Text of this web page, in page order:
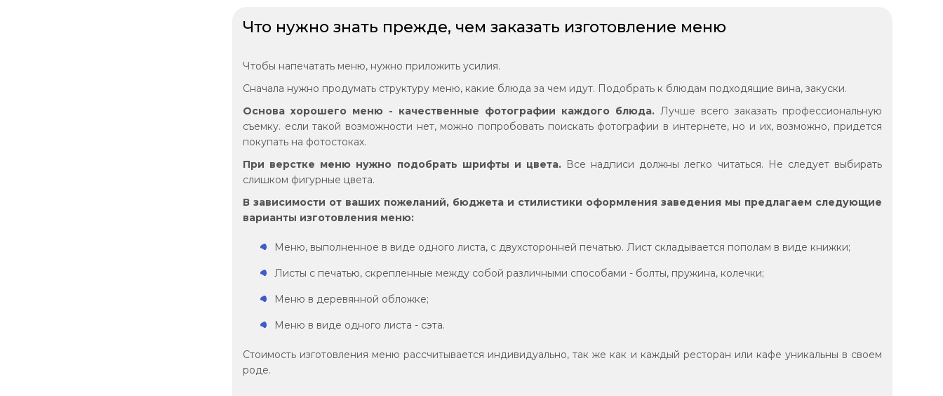
Что нужно знать прежде, чем заказать изготовление меню
Чтобы напечатать меню, нужно приложить усилия.
Сначала нужно продумать структуру меню, какие блюда за чем идут. Подобрать к блюдам подходящие вина, закуски.
Основа хорошего меню - качественные фотографии каждого блюда. Лучше всего заказать профессиональную
съемку. если такой возможности нет, можно попробовать поискать фотографии в интернете, но и их, возможно, придется
покупать на фотостоках.
При верстке меню нужно подобрать шрифты и цвета. Все надписи должны легко читаться. Не следует выбирать
слишком фигурные цвета.
В зависимости от ваших пожеланий, бюджета и стилистики оформления заведения мы предлагаем следующие
варианты изготовления меню:
Меню, выполненное в виде одного листа, с двухсторонней печатью. Лист складывается пополам в виде книжки;
Листы с печатью, скрепленные между собой различными способами - болты, пружина, колечки;
Меню в деревянной обложке;
Меню в виде одного листа - сэта.
Стоимость изготовления меню рассчитывается индивидуально, так же как и каждый ресторан или кафе уникальны в своем
роде.